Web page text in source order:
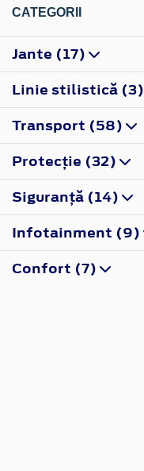
CATEGORII
Jante (17)
Linie stilistică (3)
Transport (58)
Protecţie (32)
Siguranţă (14)
Infotainment (9)
Confort (7)